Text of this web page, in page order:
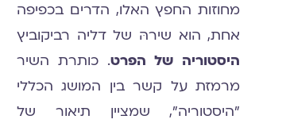
מחוזות החפץ האלו, הדרים בכפיפה
אחת, הוא שירהּ של דליה רביקוביץ
היסטוריה של הפרט. כותרת השיר
מרמזת על קשר בין המושג הכללי
"היסטוריה", שמציין תיאור של